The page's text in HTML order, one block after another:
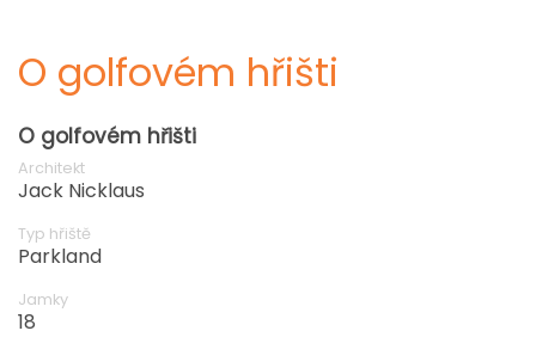
O golfovém hřišti
O golfovém hřišti
Architekt
Jack Nicklaus
Typ hřiště
Parkland
Jamky
18